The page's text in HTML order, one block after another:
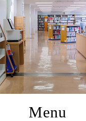
Menu